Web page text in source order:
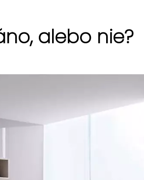
alebo nie?